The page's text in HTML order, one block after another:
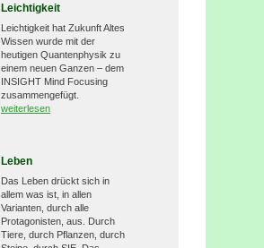
Leichtigkeit
Leichtigkeit hat Zukunft Altes
Wissen wurde mit der
heutigen Quantenphysik zu
einem neuen Ganzen – dem
INSIGHT Mind Focusing
zusammengefügt.
weiterlesen
Leben
Das Leben drückt sich in
allem was ist, in allen
Varianten, durch alle
Protagonisten, aus. Durch
Tiere, durch Pflanzen, durch